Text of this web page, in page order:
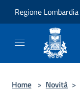
Regione Lombardia
Home > Novità >